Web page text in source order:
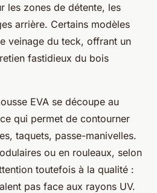
les zones de détente, les
arrière. Certains modèles
veinage du teck, offrant un
fastidieux du bois
EVA se découpe au
qui permet de contourner
taquets, passe-manivelles.
ou en rouleaux, selon
toutefois à la qualité :
pas face aux rayons UV.